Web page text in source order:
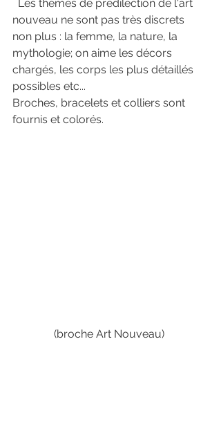
nouveau ne sont pas très discrets
non plus : la femme, la nature, la
mythologie; on aime les décors
chargés, les corps les plus détaillés
possibles etc...
Broches, bracelets et colliers sont
fournis et colorés.
(broche Art Nouveau)